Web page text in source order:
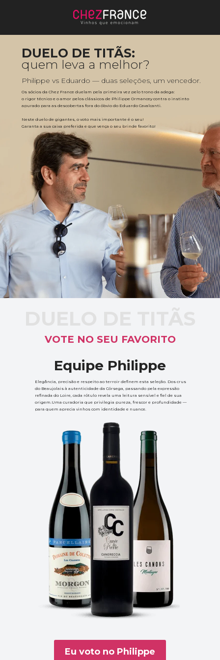
DUELO DE TITÃS:
quem leva a melhor?
Philippe vs Eduardo — duas seleções, um vencedor.
Os sócios da Chez France duelam pela primeira vez pelo trono da adega:
o rigor técnico e o amor pelos clássicos de Philippe Ormancey contra o instinto
apurado para as descobertas fora do óbvio do Eduardo Cavalcanti.
Neste duelo de gigantes, o voto mais importante é o seu!
Garanta a sua caixa preferida e que vença o seu brinde favorito!
VOTE NO SEU FAVORITO
Equipe Philippe
Elegância, precisão e respeito ao terroir definem esta seleção. Dos crus
do Beaujolais à autenticidade da Córsega, passando pela expressão
refinada do Loire, cada rótulo revela uma leitura sensível e fiel de sua
origem.Uma curadoria que privilegia pureza, frescor e profundidade —
para quem aprecia vinhos com identidade e nuance.
Eu voto no Philippe